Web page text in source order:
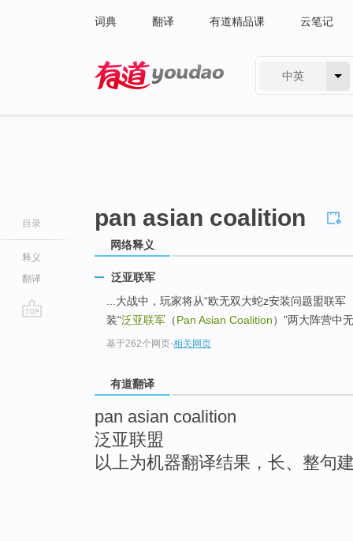
词典 翻译 有道精品课 云笔记
中英
目录
释义
翻译
pan asian coalition
网络释义
泛亚联军
...大战中，玩家将从“欧无双大蛇z安装问题盟联
装“泛亚联军 （Pan Asian Coalition）”两大阵营中
基于262个网页-相关网页
有道翻译
pan asian coalition
泛亚联盟
以上为机器翻译结果，长、整句